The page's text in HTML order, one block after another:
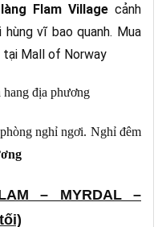
làng Flam Villagecảnh
vĩ bao quanh. Mua
Mall of Norway
địa phương
nghỉ ngơi. Nghỉ đêm
– MYRDAL –